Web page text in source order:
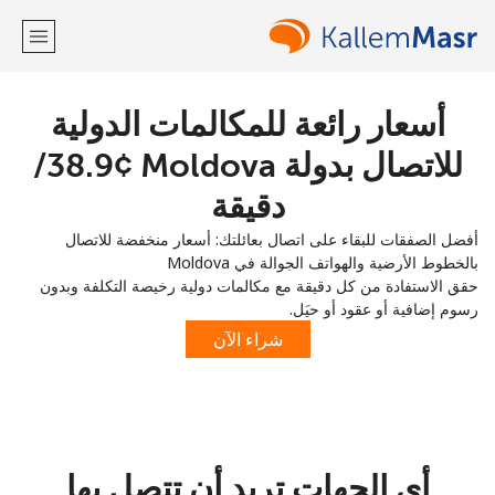
مرحبا!
لديك حساب بالفعل؟
التسجيل باستخدام
أسعار رائعة للمكالمات الدولية
للاتصال بدولة Moldova ⁦38.9¢⁩/
دقيقة
أفضل الصفقات للبقاء على اتصال بعائلتك: أسعار منخفضة للاتصال
بالخطوط الأرضية والهواتف الجوالة في Moldova
حقق الاستفادة من كل دقيقة مع مكالمات دولية رخيصة التكلفة وبدون
رسوم إضافية أو عقود أو حيَل.
شراء الآن